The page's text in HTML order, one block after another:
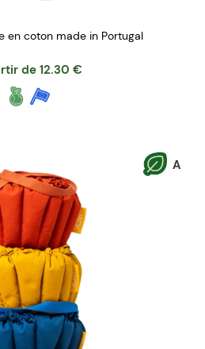
en coton made in Portugal
de 12.30 €
A